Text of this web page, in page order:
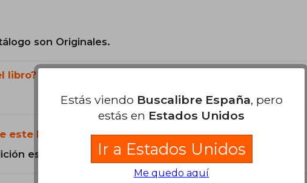
son Originales.
libro?
este libro?
es Tapa Dura.
Estás viendo Buscalibre España, pero
estás en Estados Unidos
Ir a Estados Unidos
Me quedo aquí